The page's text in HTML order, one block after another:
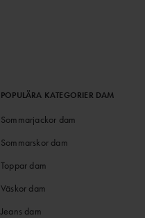
POPULÄRA KATEGORIER DAM
Sommarjackor dam
Sommarskor dam
Toppar dam
Väskor dam
Jeans dam